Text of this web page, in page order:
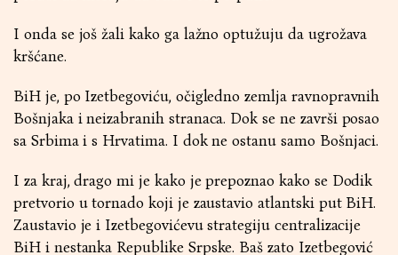
I onda se još žali kako ga lažno optužuju da ugrožava
kršćane.
BiH je, po Izetbegoviću, očigledno zemlja ravnopravnih
Bošnjaka i neizabranih stranaca. Dok se ne završi posao
sa Srbima i s Hrvatima. I dok ne ostanu samo Bošnjaci.
I za kraj, drago mi je kako je prepoznao kako se Dodik
pretvorio u tornado koji je zaustavio atlantski put BiH.
Zaustavio je i Izetbegovićevu strategiju centralizacije
BiH i nestanka Republike Srpske. Baš zato Izetbegović